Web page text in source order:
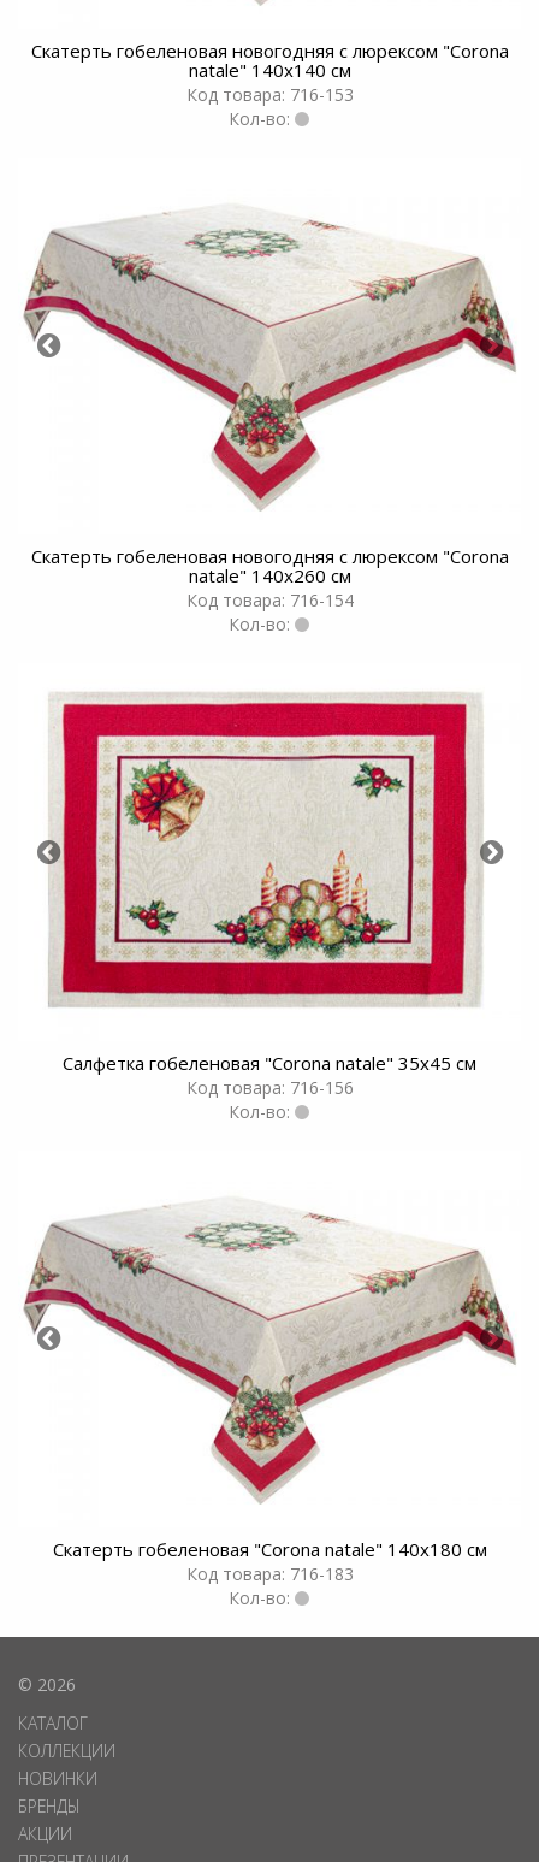
Скатерть гобеленовая новогодняя с люрексом "Corona
natale" 140x140 см
Код товара: 716-153
Кол-во:
Скатерть гобеленовая новогодняя с люрексом "Corona
natale" 140x260 см
Код товара: 716-154
Кол-во:
Салфетка гобеленовая "Corona natale" 35x45 см
Код товара: 716-156
Кол-во:
Скатерть гобеленовая "Corona natale" 140x180 см
Код товара: 716-183
Кол-во:
© 2026
КАТАЛОГ
КОЛЛЕКЦИИ
НОВИНКИ
БРЕНДЫ
АКЦИИ